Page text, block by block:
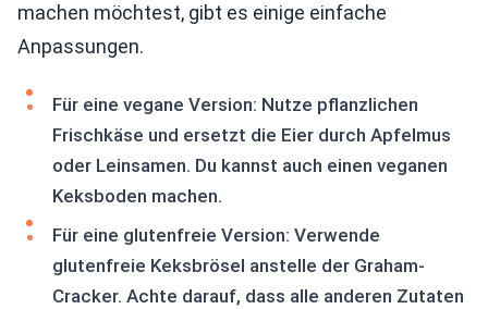
machen möchtest, gibt es einige einfache
Anpassungen.
Für eine vegane Version: Nutze pflanzlichen
Frischkäse und ersetzt die Eier durch Apfelmus
oder Leinsamen. Du kannst auch einen veganen
Keksboden machen.
Für eine glutenfreie Version: Verwende
glutenfreie Keksbrösel anstelle der Graham-
Cracker. Achte darauf, dass alle anderen Zutaten